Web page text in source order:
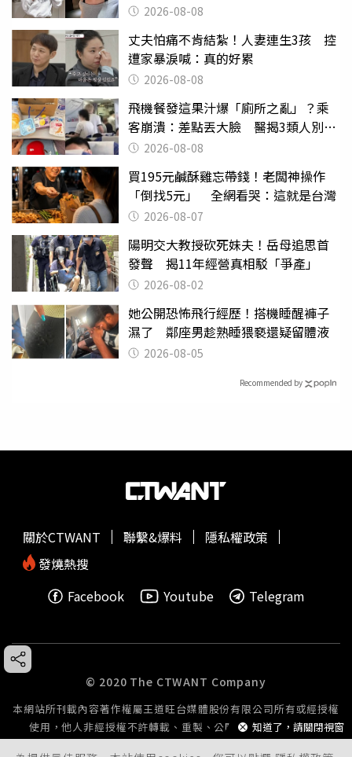
2026-08-08
丈夫怕痛不肯結紮！人妻連生3孩 控
遭家暴淚喊：真的好累
2026-08-08
飛機餐發這果汁爆「廁所之亂」？乘
客崩潰：差點丟大臉 醫揭3類人別亂
喝 2026-08-08
買195元鹹酥雞忘帶錢！老闆神操作
「倒找5元」 全網看哭：這就是台灣
2026-08-07
陽明交大教授砍死妹夫！岳母追思首
發聲 揭11年經營真相駁「爭產」
2026-08-02
她公開恐怖飛行經歷！搭機睡醒褲子
濕了 鄰座男趁熟睡猥褻還疑留體液
2026-08-05
Recommended by
知道了，請關閉視窗
關於CTWANT 聯繫&爆料
隱私權政策
發燒熱搜
Facebook
Youtube Telegram
© 2020 The CTWANT Company
本網站所刊載內容著作權屬王道旺台媒體股份有限公司所有或經授權
使用，他人非經授權不許轉載、重製、公開播送或公開傳輸。